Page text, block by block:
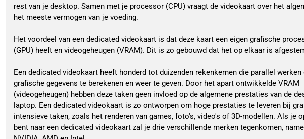
rest van je desktop. Samen met je processor (CPU) vraagt de videokaart over het
het meeste vermogen van je voeding.
Het voordeel van een dedicated videokaart is dat deze kaart een eigen grafische
(GPU) heeft en videogeheugen (VRAM). Dit is zo gebouwd dat het op elkaar is
Een dedicated videokaart heeft honderd tot duizenden rekenkernen die parallel werken
grafische gegevens te berekenen en weer te geven. Door het apart ontwikkelde VRAM
(videogeheugen) hebben deze taken geen invloed op de algemene prestaties van de
laptop. Een dedicated videokaart is zo ontworpen om hoge prestaties te leveren bij
intensieve taken, zoals het renderen van games, foto's, video's of 3D-modellen. Als je
bent naar een dedicated videokaart zal je drie verschillende merken tegenkomen,